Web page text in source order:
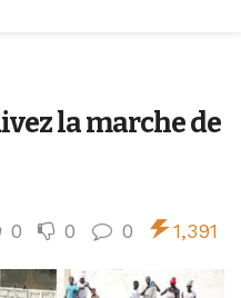
la marche de
0 0 0 1,391